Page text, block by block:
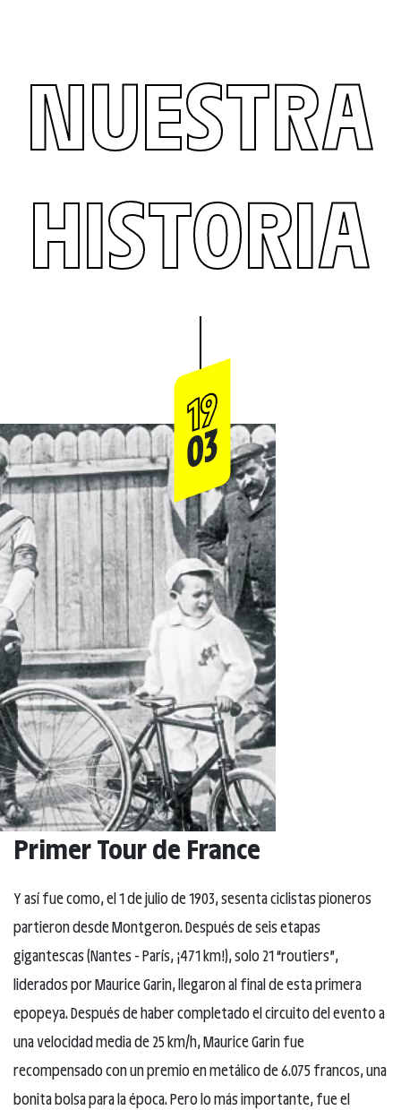
NUESTRA
HISTORIA
19
03
Primer Tour de France
Y así fue como, el 1 de julio de 1903, sesenta ciclistas pioneros
partieron desde Montgeron. Después de seis etapas
gigantescas (Nantes - París, ¡471 km!), solo 21 “routiers”,
liderados por Maurice Garin, llegaron al final de esta primera
epopeya. Después de haber completado el circuito del evento a
una velocidad media de 25 km/h, Maurice Garin fue
recompensado con un premio en metálico de 6.075 francos, una
bonita bolsa para la época. Pero lo más importante, fue el